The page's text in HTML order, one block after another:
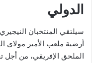
الدولي
أرضية ملعب الأمير مولاي
الملحق الإفريقي، من